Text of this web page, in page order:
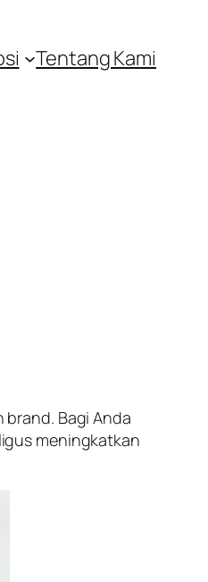
Tentang Kami
Bagi Anda
meningkatkan